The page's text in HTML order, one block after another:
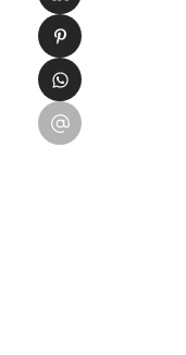
Condividi su
Condividi su
Condividi su